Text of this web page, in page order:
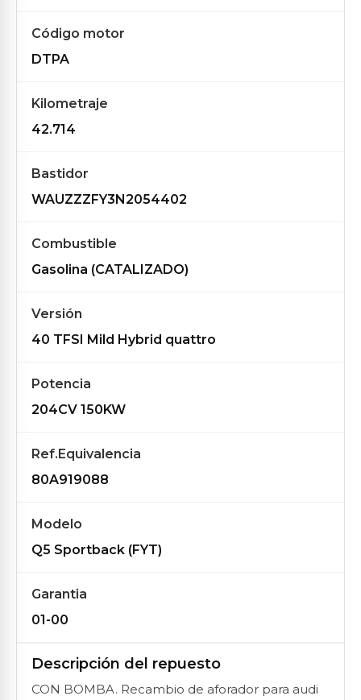
Código motor
DTPA
Kilometraje
42.714
Bastidor
WAUZZZFY3N2054402
Combustible
Gasolina (CATALIZADO)
Versión
40 TFSI Mild Hybrid quattro
Potencia
204CV 150KW
Ref.Equivalencia
80A919088
Modelo
Q5 Sportback (FYT)
Garantia
01-00
Descripción del repuesto
CON BOMBA. Recambio de aforador para audi